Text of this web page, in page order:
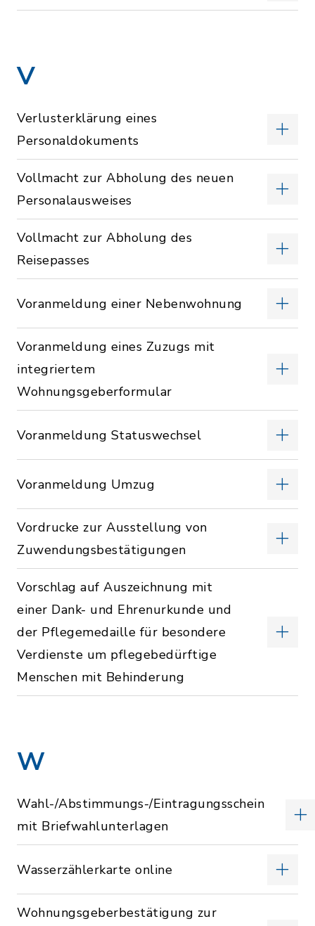
V
Verlusterklärung eines
Personaldokuments
Vollmacht zur Abholung des neuen
Personalausweises
Vollmacht zur Abholung des
Reisepasses
Voranmeldung einer Nebenwohnung
Voranmeldung eines Zuzugs mit
integriertem
Wohnungsgeberformular
Voranmeldung Statuswechsel
Voranmeldung Umzug
Vordrucke zur Ausstellung von
Zuwendungsbestätigungen
Vorschlag auf Auszeichnung mit
einer Dank- und Ehrenurkunde und
der Pflegemedaille für besondere
Verdienste um pflegebedürftige
Menschen mit Behinderung
W
Wahl-/Abstimmungs-/Eintragungsschein
mit Briefwahlunterlagen
Wasserzählerkarte online
Wohnungsgeberbestätigung zur